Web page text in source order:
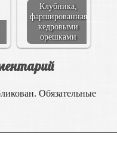
Клубника,
фаршированная
кедровыми
орешками
Обязательные